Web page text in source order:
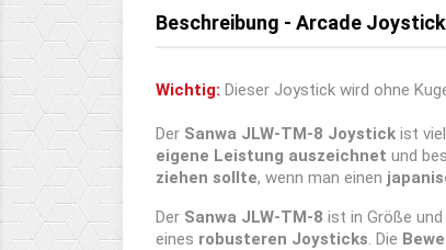
Beschreibung - Arcade
Wichtig: Dieser Joystick wird ohne
Der Sanwa JLW-TM-8 Joystick ist
eigene Leistung auszeichnet und
ziehen sollte, wenn man einen
Der Sanwa JLW-TM-8 ist in Größe
eines robusteren Joysticks. Die